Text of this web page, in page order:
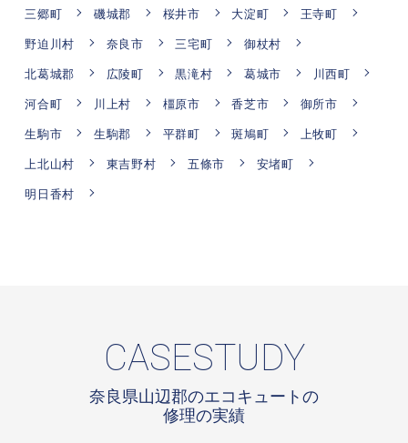
三郷町
磯城郡 桜井市 大淀町
王寺町
野迫川村
奈良市 三宅町
御杖村
北葛城郡
広陵町 黒滝村 葛城市
川西町
河合町
川上村 橿原市 香芝市
御所市
生駒市
生駒郡 平群町 斑鳩町
上牧町
上北山村
東吉野村 五條市
安堵町
明日香村
CASESTUDY
奈良県山辺郡のエコキュートの
修理の実績